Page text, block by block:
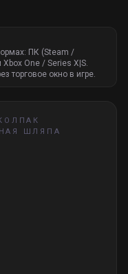
ПК (Steam /
One / Series X|S.
торговое окно в игре.
ШЛЯПА